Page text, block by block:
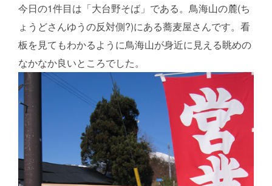
今日の1件目は「大台野そば」である。鳥海山の麓(ち
ょうどさんゆうの反対側?)にある蕎麦屋さんです。看
板を見てもわかるように鳥海山が身近に見える眺めの
なかなか良いところでした。